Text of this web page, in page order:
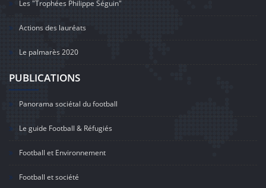
Les "Trophées Philippe Séguin"
Actions des lauréats
Le palmarès 2020
PUBLICATIONS
Panorama sociétal du football
Le guide Football & Réfugiés
Football et Environnement
Football et société